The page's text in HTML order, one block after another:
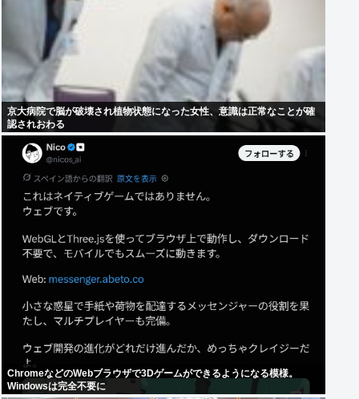
京大病院で脳が破壊され植物状態になった女性、意識は正常なことが確
認されおわる
ChromeなどのWebブラウザで3Dゲームができるようになる模様。
Windowsは完全不要に